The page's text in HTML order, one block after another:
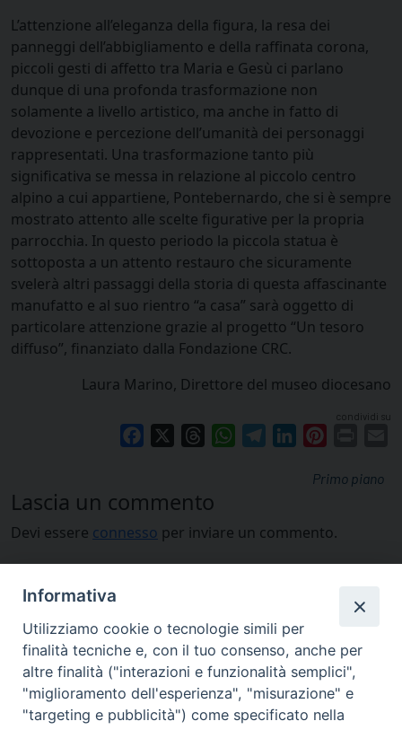
L’attenzione all’eleganza della figura, la resa dei
panneggi dell’abbigliamento e della raffinata corona,
piccoli gesti di affetto tra Maria e Gesù ci parlano
dunque di una profonda trasformazione non
solamente a livello artistico, ma anche in fatto di
devozione e percezione dell’umanità dei personaggi
rappresentati. Una trasformazione tanto più
significativa se messa in relazione al piccolo centro
alpino a cui appartiene, Pontebernardo, che si è sempre
mostrato attento alle scelte figurative per la propria
parrocchia. In questo periodo la piccola statua è
sottoposta a un attento restauro che sicuramente
svelerà altri passaggi della storia di questa affascinante
manufatto e al suo rientro “a casa” sarà oggetto di
particolare attenzione grazie al progetto “Un tesoro
diffuso”, finanziato dalla Fondazione CRC.
Laura Marino, Direttore del museo diocesano
condividi su
Facebook ThreadsWhatsAppTelegramLinkedIn
Primo piano
Lascia un commento
Devi essere connesso per inviare un commento.
Informativa
Utilizziamo cookie o tecnologie simili per
finalità tecniche e, con il tuo consenso, anche per
altre finalità ("interazioni e funzionalità semplici",
"miglioramento dell'esperienza", "misurazione" e
"targeting e pubblicità") come specificato nella